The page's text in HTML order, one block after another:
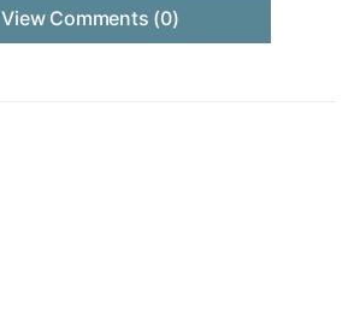
View Comments (0)